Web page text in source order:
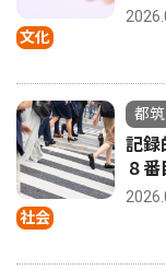
文化
社会
都
記録
８番